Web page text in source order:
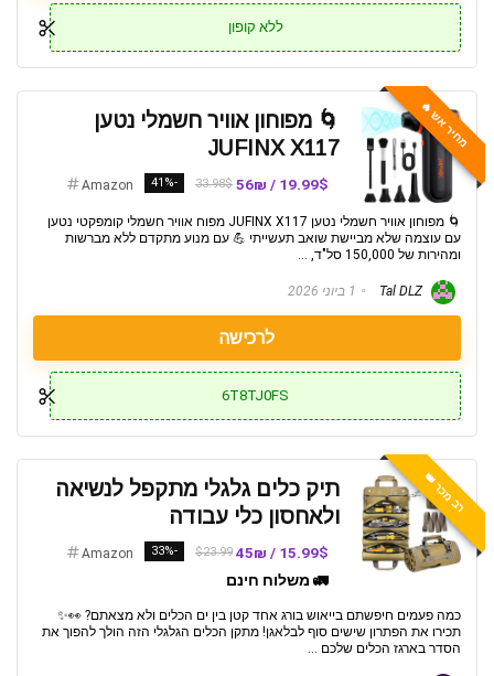
ללא קופון
מחיר אש 🔥
🌀 מפוחון אוויר חשמלי נטען
JUFINX X117
19.99$ / 56₪
33.98$
-41%
Amazon
🌀 מפוחון אוויר חשמלי נטען JUFINX X117 מפוח אוויר חשמלי קומפקטי נטען
עם עוצמה שלא מביישת שואב תעשייתי 💪 עם מנוע מתקדם ללא מברשות
ומהירות של 150,000 סל"ד, ...
Tal DLZ 1 ביוני 2026
לרכישה
6T8TJ0FS
רב מכר 👑
תיק כלים גלגלי מתקפל לנשיאה
ולאחסון כלי עבודה
15.99$ / 45₪
$23.99
-33%
Amazon
🚛 משלוח חינם
כמה פעמים חיפשתם בייאוש בורג אחד קטן בין ים הכלים ולא מצאתם? 👀✨
תכירו את הפתרון שישים סוף לבלאגן! מתקן הכלים הגלגלי הזה הולך להפוך את
הסדר בארגז הכלים שלכם ...